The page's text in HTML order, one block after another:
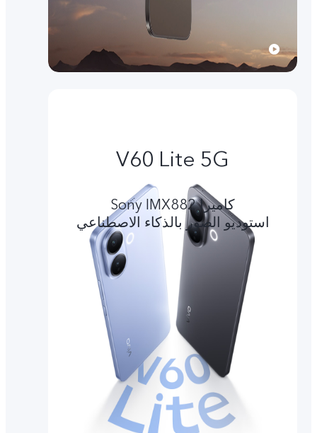
V60 Lite 5G
کامیرا Sony IMX882
استوديو الصور بالذكاء الاصطناعي